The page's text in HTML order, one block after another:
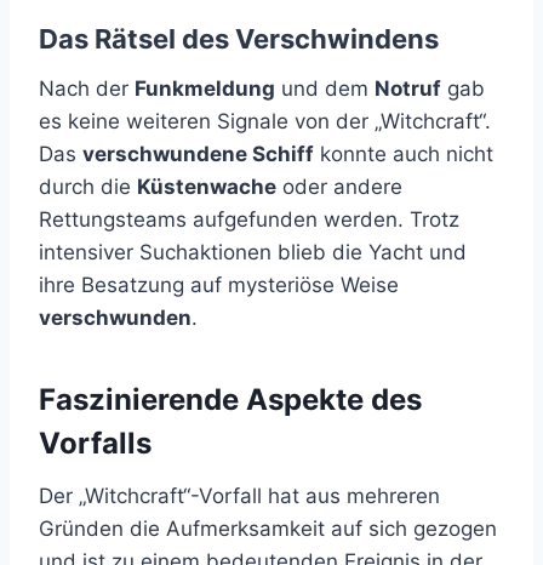
Das Rätsel des Verschwindens
Nach der Funkmeldung und dem Notruf gab
es keine weiteren Signale von der „Witchcraft“.
Das verschwundene Schiff konnte auch nicht
durch die Küstenwache oder andere
Rettungsteams aufgefunden werden. Trotz
intensiver Suchaktionen blieb die Yacht und
ihre Besatzung auf mysteriöse Weise
verschwunden.
Faszinierende Aspekte des
Vorfalls
Der „Witchcraft“-Vorfall hat aus mehreren
Gründen die Aufmerksamkeit auf sich gezogen